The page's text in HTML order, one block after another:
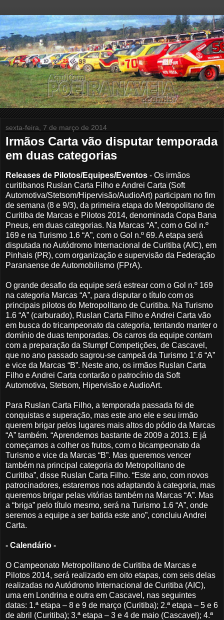
sexta-feira, 7 de março de 2014
Irmãos Carta vão disputar temporada
em duas categorias
Releases de Pilotos/Equipes/Eventos - Os irmãos
curitibanos Ruslan Carta Filho e Andrei Carta (Soft
Automotiva/Stetsom/Hipervisão/AudioArt) participam no fim
de semana (8 e 9/3), da primeira etapa do Metropolitano de
Curitiba de Marcas e Pilotos 2014, denominada Copa Bana
Pneus, em duas categorias. Na Marcas “A”, com o Gol n.º
169 e na Turismo 1.6 “A”, com o Gol n.º 69. A etapa será
disputada no Autódromo Internacional de Curitiba (AIC), em
Pinhais (PR), com organização e supervisão da Federação
Paranaense de Automobilismo (FPrA).
O grande desafio da equipe será estrear com o Gol n.º 169
na categoria Marcas “A”, para disputar o título com os
principais pilotos do Metropolitano de Curitiba. Na Turismo
1.6 “A” (carburado), Ruslan Carta Filho e Andrei Carta vão
em busca do tricampeonato da categoria, tentando manter o
domínio de duas temporadas. Os carros da equipe contam
com a preparação da Stumpf Competições, de Cascavel,
que no ano passado sagrou-se campeã da Turismo 1’.6 “A”
e vice da Marcas “B”. Neste ano, os irmãos Ruslan Carta
Filho e Andrei Carta contarão o patrocínio da Soft
Automotiva, Stetsom, Hipervisão e AudioArt.
Para Ruslan Carta Filho, a temporada passada foi de
conquistas e superação, mas este ano ele e seu irmão
querem brigar pelos lugares mais altos do pódio da Marcas
“A” também. “Aprendemos bastante de 2009 a 2013. E já
começamos a colher os frutos, com o bicampeonato da
Turismo e vice da Marcas “B”. Mas queremos vencer
também na principal categoria do Metropolitano de
Curitiba”, disse Ruslan Carta Filho. “Este ano, com novos
patrocinadores, estaremos nos adaptando à categoria, mas
queremos brigar pelas vitórias também na Marcas “A”. Mas
a “briga” pelo título mesmo, será na Turismo 1.6 “A”, onde
seremos a equipe a ser batida este ano”, concluiu Andrei
Carta.
- Calendário -
O Campeonato Metropolitano de Curitiba de Marcas e
Pilotos 2014, será realizado em oito etapas, com seis delas
realizadas no Autódromo Internacional de Curitiba (AIC),
uma em Londrina e outra em Cascavel, nas seguintes
datas: 1.ª etapa – 8 e 9 de março (Curitiba); 2.ª etapa – 5 e 6
de abril (Curitiba); 3.ª etapa – 3 e 4 de maio (Cascavel); 4.ª